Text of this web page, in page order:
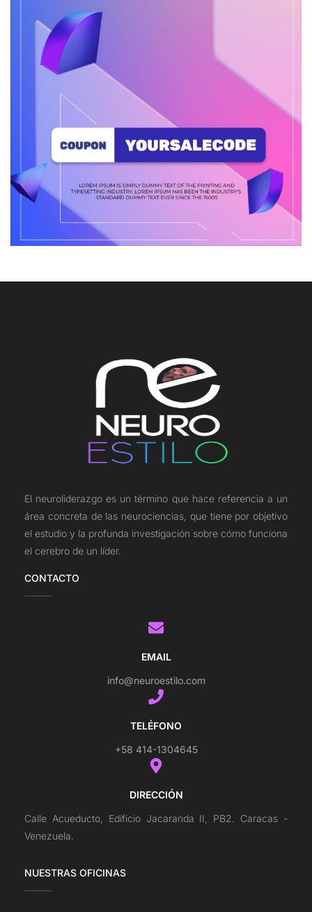
El neuroliderazgo es un término que hace referencia a un
área concreta de las neurociencias, que tiene por objetivo
el estudio y la profunda investigación sobre cómo funciona
el cerebro de un líder.
CONTACTO
EMAIL
info@neuroestilo.com
TELÉFONO
+58 414-1304645
DIRECCIÓN
Calle Acueducto, Edificio Jacaranda II, PB2. Caracas -
Venezuela.
NUESTRAS OFICINAS